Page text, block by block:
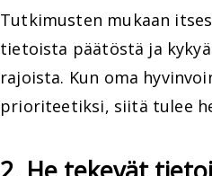
Tutkimusten mukaan
tietoista päätöstä ja
rajoista. Kun oma
prioriteetiksi, siitä tulee